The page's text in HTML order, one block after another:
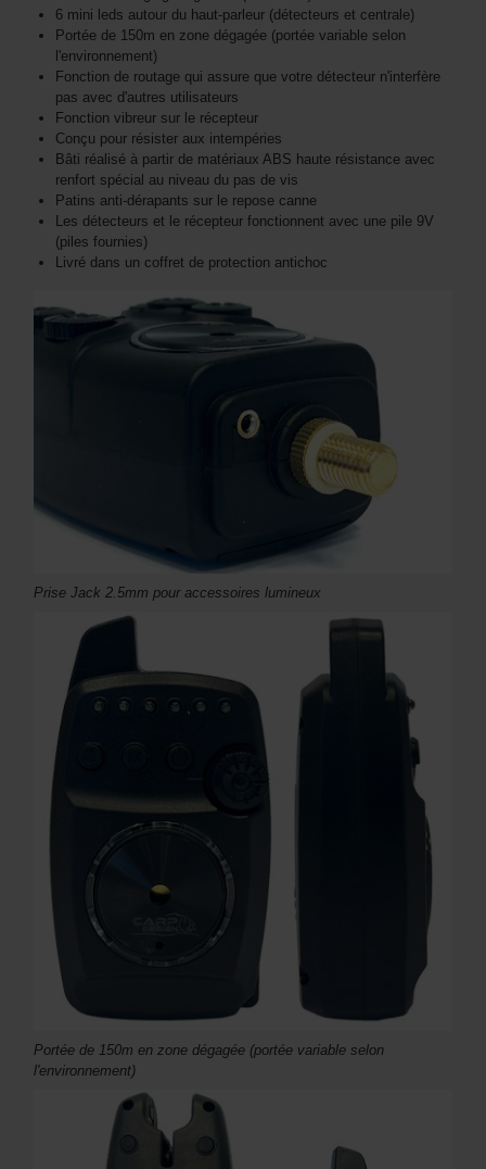
6 mini leds autour du haut-parleur (détecteurs et centrale)
Portée de 150m en zone dégagée (portée variable selon
l'environnement)
Fonction de routage qui assure que votre détecteur n'interfère
pas avec d'autres utilisateurs
Fonction vibreur sur le récepteur
Conçu pour résister aux intempéries
Bâti réalisé à partir de matériaux ABS haute résistance avec
renfort spécial au niveau du pas de vis
Patins anti-dérapants sur le repose canne
Les détecteurs et le récepteur fonctionnent avec une pile 9V
(piles fournies)
Livré dans un coffret de protection antichoc
Prise Jack 2.5mm pour accessoires lumineux
Portée de 150m en zone dégagée (portée variable selon
l'environnement)